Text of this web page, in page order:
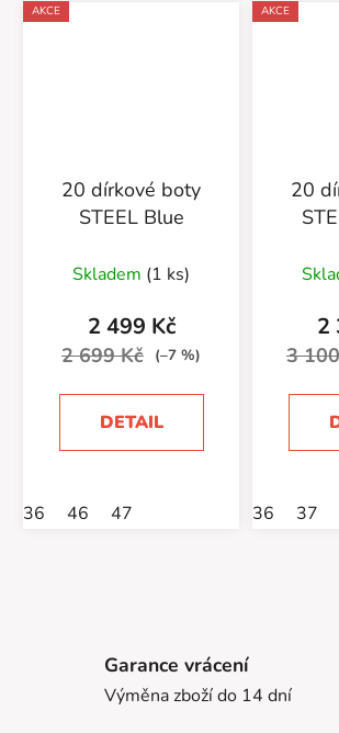
AKCE
20 dírkové boty
STEEL Blue
Skladem (1 ks)
2 499 Kč
2 699 Kč (–7 %)
DETAIL
36 46 47
AKCE
20
2
3
36 37
Garance vrácení
Výměna zboží do 14 dní